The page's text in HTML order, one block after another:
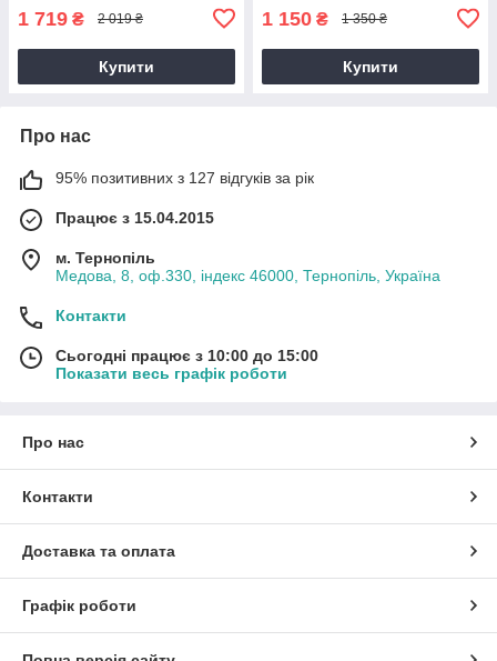
1 719 ₴ 2 019 ₴
Купити
1 150 ₴ 1 350 ₴
Купити
Про нас
95% позитивних з 127 відгуків за рік
Працює з 15.04.2015
м. Тернопіль
Медова, 8, оф.330, індекс 46000, Тернопіль, Україна
Контакти
Сьогодні працює з 10:00 до 15:00
Показати весь графік роботи
Про нас
Контакти
Доставка та оплата
Графік роботи